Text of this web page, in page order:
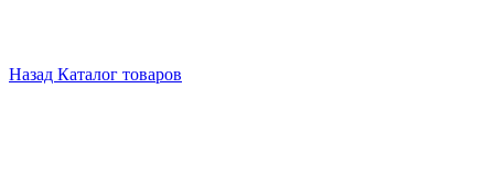
Назад Каталог товаров